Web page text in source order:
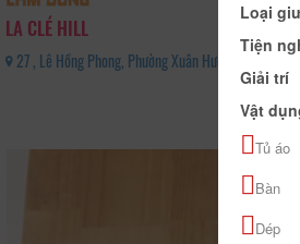
LA CLÉ HILL
27 , Lê Hồng Phong, Phường Xuân Hương - Đà Lạt,
Loại
Tiện
Giải trí
Vật
Tủ áo
Bàn
Dép